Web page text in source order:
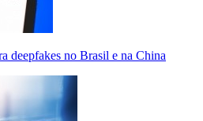
deepfakes no Brasil e na China